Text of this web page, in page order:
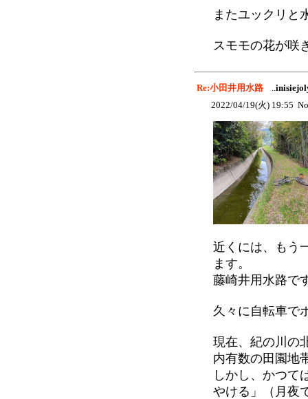
またユックリと
スモモの花が咲
Re:小田井用水路 ..
2022/04/19(火) 19:55
近くには、もう
ます。
藤崎井用水路で
久々に自転車で
現在、紀の川の
内有数の田園地
しかし、かつて
やける」（月夜